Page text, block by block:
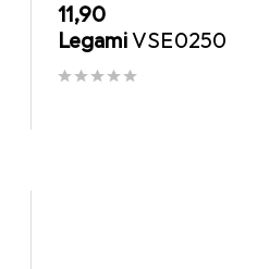
EUR
11,90
LegamiVSE0250